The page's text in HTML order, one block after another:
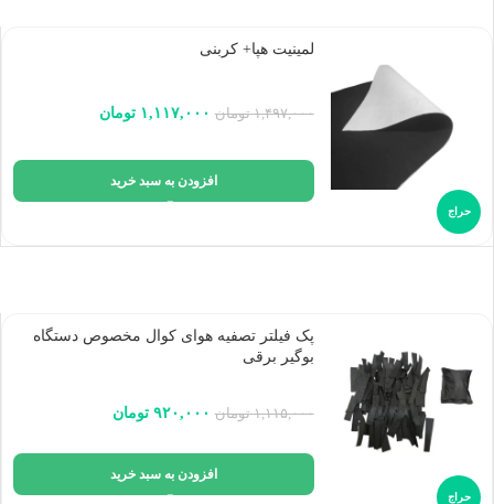
حراج
لمینیت هپا+ کربنی
۱,۴۹۷,۰۰۰ تومان ۱,۱۱۷,۰۰۰ تومان
افزودن به سبد خرید
حراج
پک فیلتر تصفیه هوای کوال مخصوص دستگاه
بوگیر برقی
۱,۱۱۵,۰۰۰ تومان ۹۲۰,۰۰۰ تومان
افزودن به سبد خرید